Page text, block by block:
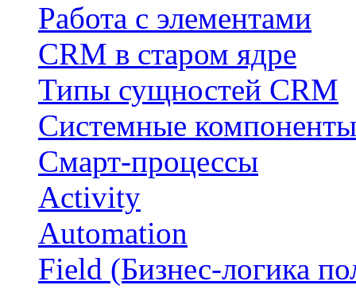
Работа с элементами
CRM в старом ядре
Типы сущностей CRM
Системные компоненты
Смарт-процессы
Activity
Automation
Field (Бизнес-логика